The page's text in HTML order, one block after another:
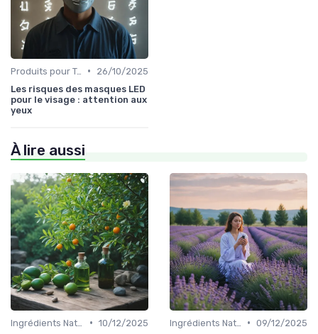
Produits pour Types de Peau •
26/10/2025
Les risques des masques LED
pour le visage : attention aux
yeux
À lire aussi
• 10/12/2025
• 09/12/2025